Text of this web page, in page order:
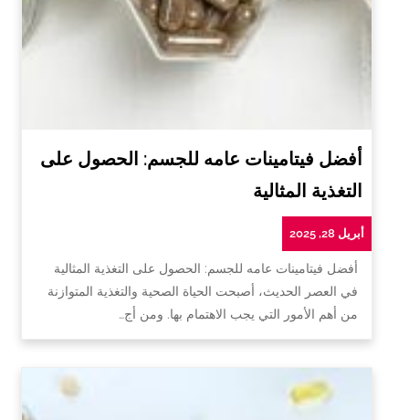
أفضل فيتامينات عامه للجسم: الحصول على
التغذية المثالية
أبريل 28, 2025
أفضل فيتامينات عامه للجسم: الحصول على التغذية المثالية
في العصر الحديث، أصبحت الحياة الصحية والتغذية المتوازنة
من أهم الأمور التي يجب الاهتمام بها. ومن أج…